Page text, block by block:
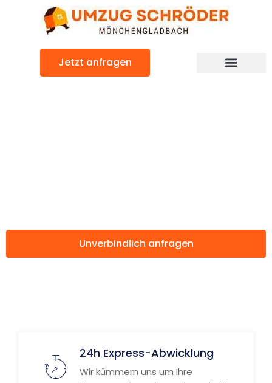
Jetzt anfragen
Unverbindlich anfragen
24h Express-Abwicklung
Wir kümmern uns um Ihre